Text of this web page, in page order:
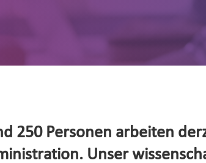
250 Personen arbeiten
Unser